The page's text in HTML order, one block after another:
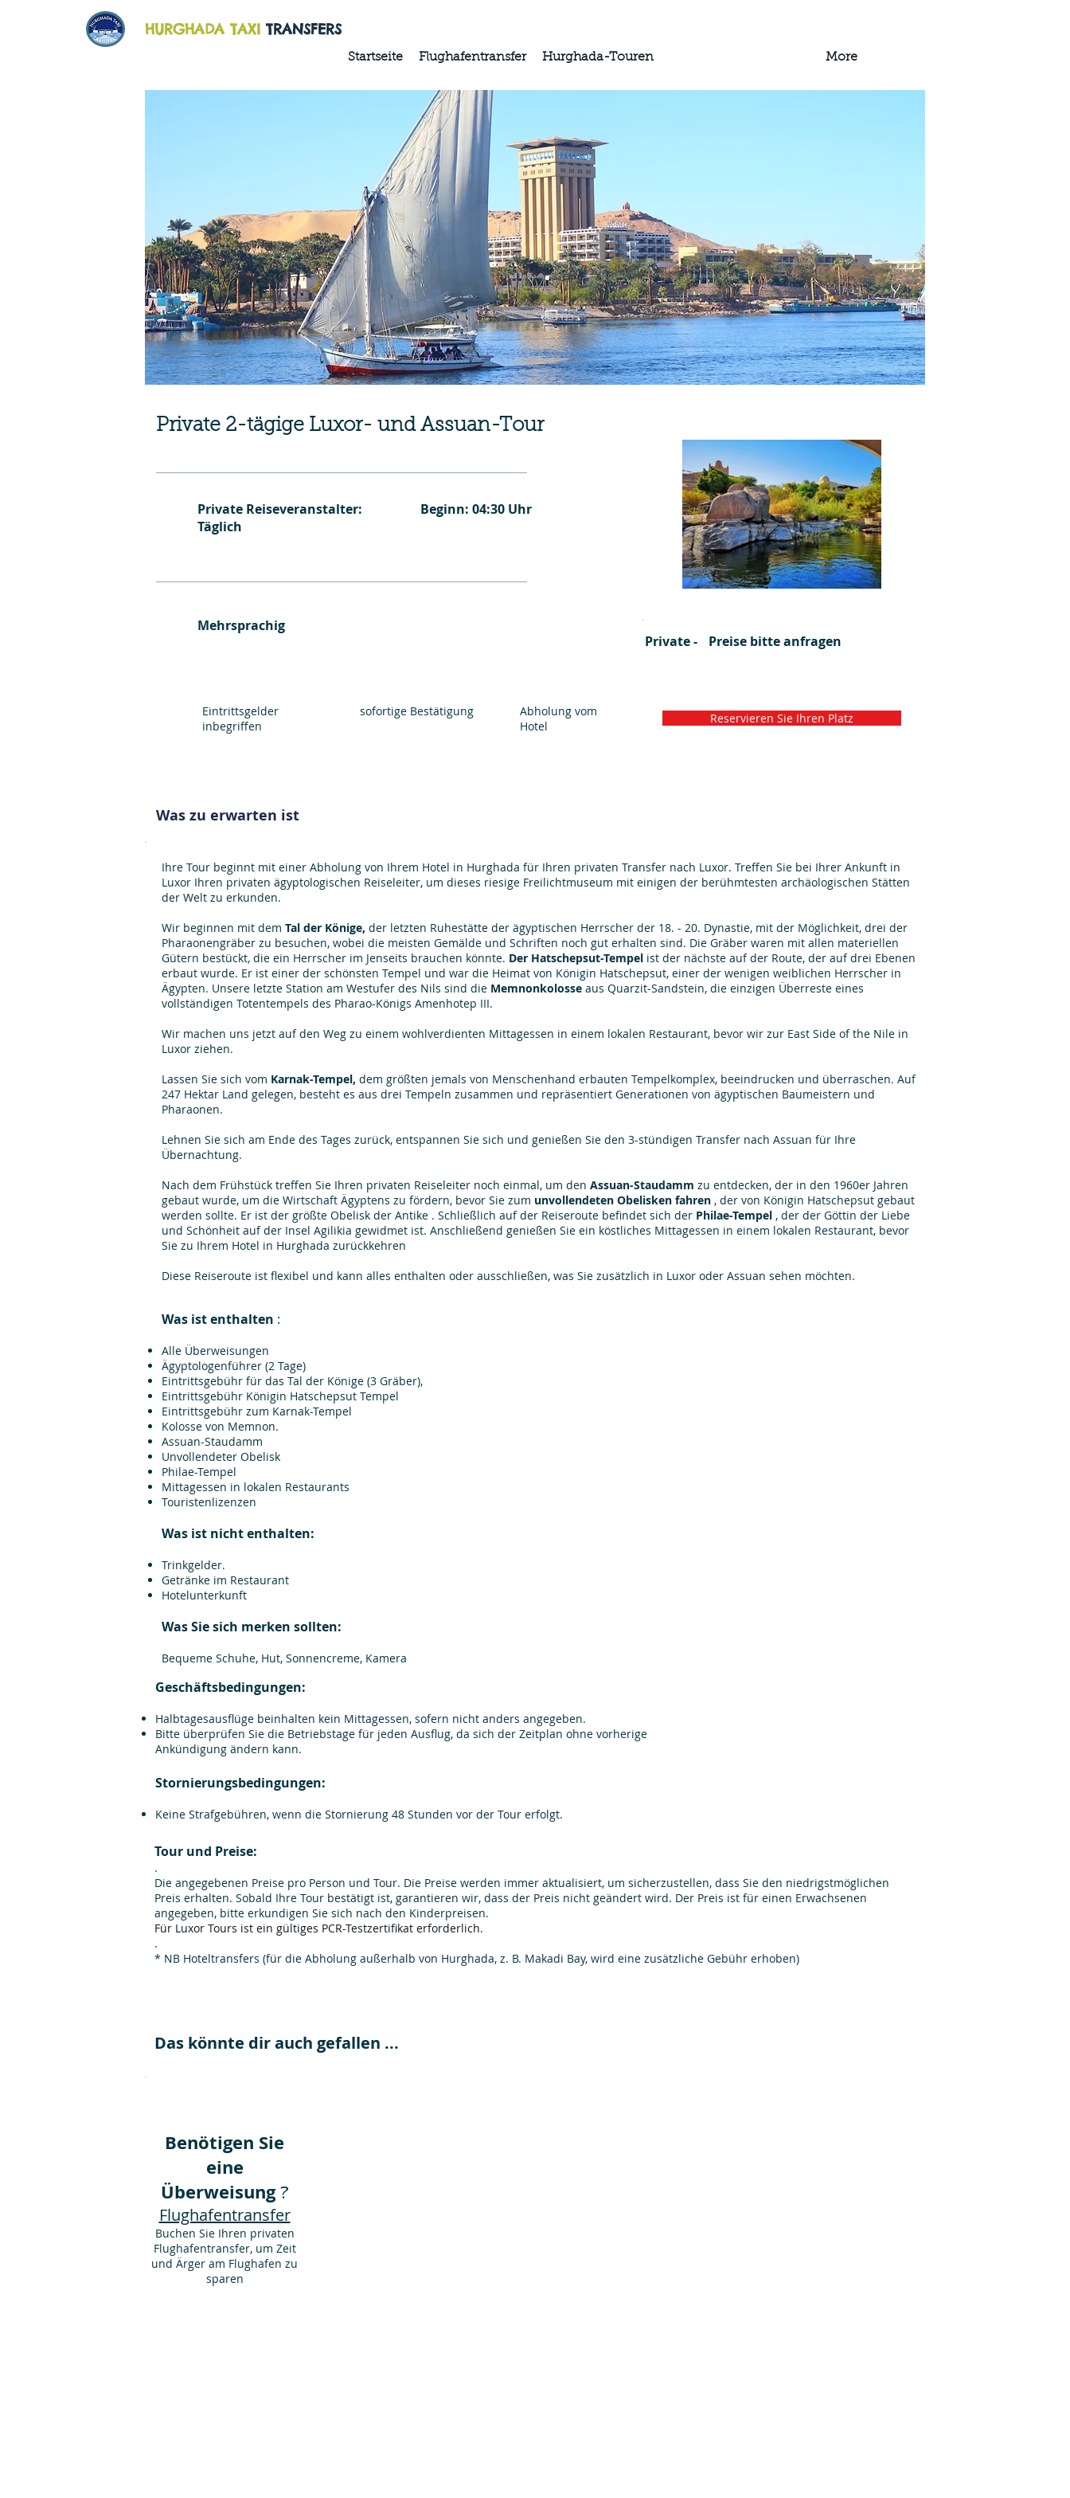
HURGHADA TAXI TRANSFERS
Startseite Flughafentransfer Hurghada-Touren More
Private 2-tägige Luxor- und Assuan-Tour
Private Reiseveranstalter:
Täglich
Beginn: 04:30 Uhr
Mehrsprachig
Eintrittsgelder
inbegriffen
sofortige Bestätigung
Abholung vom
Hotel
Private - Preise bitte anfragen
Reservieren Sie Ihren Platz
Was zu erwarten ist
Ihre Tour beginnt mit einer Abholung von Ihrem Hotel in Hurghada für Ihren privaten Transfer nach Luxor. Treffen Sie bei Ihrer Ankunft in
Luxor Ihren privaten ägyptologischen Reiseleiter, um dieses riesige Freilichtmuseum mit einigen der berühmtesten archäologischen Stätten
der Welt zu erkunden.
Wir beginnen mit dem Tal der Könige, der letzten Ruhestätte der ägyptischen Herrscher der 18. - 20. Dynastie, mit der Möglichkeit, drei der
Pharaonengräber zu besuchen, wobei die meisten Gemälde und Schriften noch gut erhalten sind. Die Gräber waren mit allen materiellen
Gütern bestückt, die ein Herrscher im Jenseits brauchen könnte. Der Hatschepsut-Tempel ist der nächste auf der Route, der auf drei Ebenen
erbaut wurde. Er ist einer der schönsten Tempel und war die Heimat von Königin Hatschepsut, einer der wenigen weiblichen Herrscher in
Ägypten. Unsere letzte Station am Westufer des Nils sind die Memnonkolosse aus Quarzit-Sandstein, die einzigen Überreste eines
vollständigen Totentempels des Pharao-Königs Amenhotep III.
Wir machen uns jetzt auf den Weg zu einem wohlverdienten Mittagessen in einem lokalen Restaurant, bevor wir zur East Side of the Nile in
Luxor ziehen.
Lassen Sie sich vom Karnak-Tempel, dem größten jemals von Menschenhand erbauten Tempelkomplex, beeindrucken und überraschen. Auf
247 Hektar Land gelegen, besteht es aus drei Tempeln zusammen und repräsentiert Generationen von ägyptischen Baumeistern und
Pharaonen.
Lehnen Sie sich am Ende des Tages zurück, entspannen Sie sich und genießen Sie den 3-stündigen Transfer nach Assuan für Ihre
Übernachtung.
Nach dem Frühstück treffen Sie Ihren privaten Reiseleiter noch einmal, um den Assuan-Staudamm zu entdecken, der in den 1960er Jahren
gebaut wurde, um die Wirtschaft Ägyptens zu fördern, bevor Sie zum unvollendeten Obelisken fahren , der von Königin Hatschepsut gebaut
werden sollte. Er ist der größte Obelisk der Antike . Schließlich auf der Reiseroute befindet sich der Philae-Tempel , der der Göttin der Liebe
und Schönheit auf der Insel Agilikia gewidmet ist. Anschließend genießen Sie ein köstliches Mittagessen in einem lokalen Restaurant, bevor
Sie zu Ihrem Hotel in Hurghada zurückkehren
Diese Reiseroute ist flexibel und kann alles enthalten oder ausschließen, was Sie zusätzlich in Luxor oder Assuan sehen möchten.
Was ist enthalten :
Alle Überweisungen
Ägyptologenführer (2 Tage)
Eintrittsgebühr für das Tal der Könige (3 Gräber),
Eintrittsgebühr Königin Hatschepsut Tempel
Eintrittsgebühr zum Karnak-Tempel
Kolosse von Memnon.
Assuan-Staudamm
Unvollendeter Obelisk
Philae-Tempel
Mittagessen in lokalen Restaurants
Touristenlizenzen
Was ist nicht enthalten:
Trinkgelder.
Getränke im Restaurant
Hotelunterkunft
Was Sie sich merken sollten:
Bequeme Schuhe, Hut, Sonnencreme, Kamera
Geschäftsbedingungen:
Halbtagesausflüge beinhalten kein Mittagessen, sofern nicht anders angegeben.
Bitte überprüfen Sie die Betriebstage für jeden Ausflug, da sich der Zeitplan ohne vorherige
Ankündigung ändern kann.
Stornierungsbedingungen:
Keine Strafgebühren, wenn die Stornierung 48 Stunden vor der Tour erfolgt.
Tour und Preise:
.
Die angegebenen Preise pro Person und Tour. Die Preise werden immer aktualisiert, um sicherzustellen, dass Sie den niedrigstmöglichen
Preis erhalten. Sobald Ihre Tour bestätigt ist, garantieren wir, dass der Preis nicht geändert wird. Der Preis ist für einen Erwachsenen
angegeben, bitte erkundigen Sie sich nach den Kinderpreisen.
Für Luxor Tours ist ein gültiges PCR-Testzertifikat erforderlich.
.
* NB Hoteltransfers (für die Abholung außerhalb von Hurghada, z. B. Makadi Bay, wird eine zusätzliche Gebühr erhoben)
Das könnte dir auch gefallen ...
Benötigen Sie
eine
Überweisung?
Flughafentransfer
Buchen Sie Ihren privaten
Flughafentransfer, um Zeit
und Ärger am Flughafen zu
sparen